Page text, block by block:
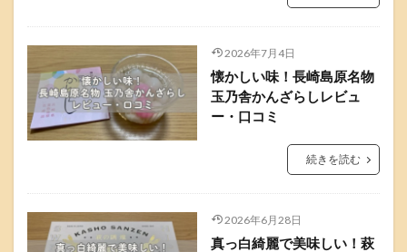
2026年7月4日
懐かしい味！長崎島原名物
玉乃舎かんざらしレビュ
ー・口コミ
続きを読む
2026年6月28日
真っ白綺麗で美味しい！萩